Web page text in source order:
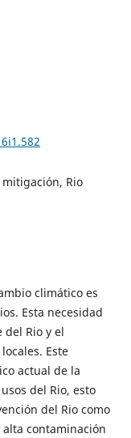
Rio
climático es
Esta necesidad
del Rio y el
Este
actual de la
del Rio, esto
del Rio como
contaminación